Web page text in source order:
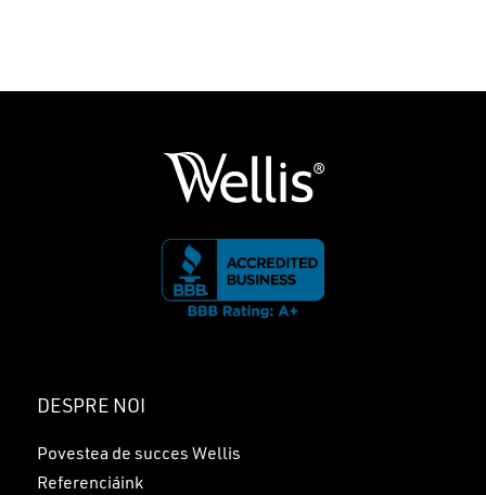
GO TO SHOP
DESPRE NOI
Povestea de succes Wellis
Referenciáink